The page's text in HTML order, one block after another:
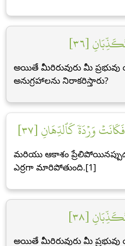
[٣٦]
అయితే మీరిరువురు మీ
అనుగ్రహాలను నిరాకరిస్తారు?
وَرۡدَةٗ كَٱلدِّهَانِ [٣٧]
మరియు ఆకాశం
ఎర్రగా మారిపోతుంది.[1]
[٣٨]
అయితే మీరిరువురు మీ